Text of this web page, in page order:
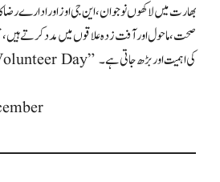
بھارت میں لاکھوں نوجوان، این جی اوز اور ادارے
صحت، ماحول اور آفت زدہ علاقوں میں مدد کرتے